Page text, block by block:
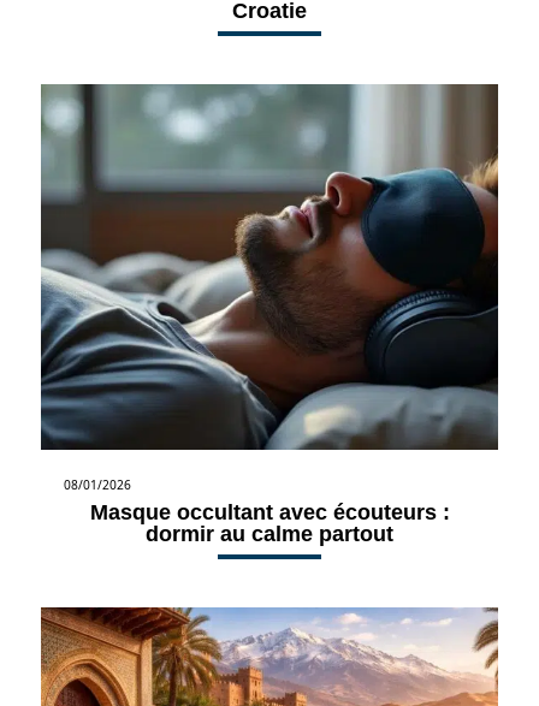
Croatie
08/01/2026
Masque occultant avec écouteurs :
dormir au calme partout